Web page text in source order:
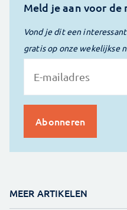
Meld je aan voor de
Vond je dit een
gratis op onze wekelijkse
MEER ARTIKELEN